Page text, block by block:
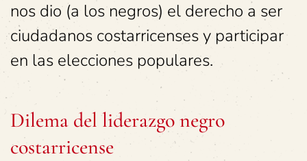
nos dio (a los negros) el derecho a ser
ciudadanos costarricenses y participar
en las elecciones populares.
Dilema del liderazgo negro
costarricense